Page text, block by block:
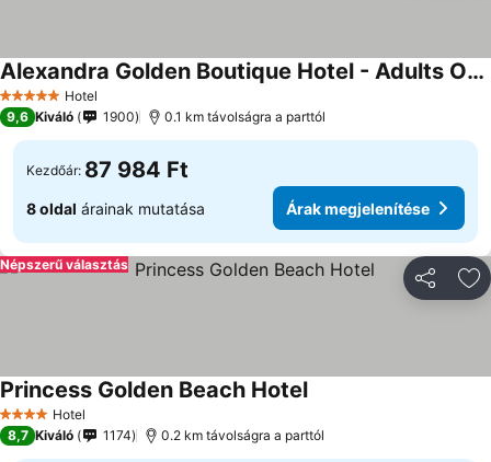
5 KategóriaHotel
Alexandra Golden Boutique Hotel - Adults Only
9,6 Kiváló 1900 0.1 km távolságra a parttól
Kezdőár: 87 984 Ft
8 oldal árainak mutatása Árak megjelenítése
Népszerű választás
4 KategóriaHotel
Princess Golden Beach Hotel
8,7 Kiváló 1174 0.2 km távolságra a parttól